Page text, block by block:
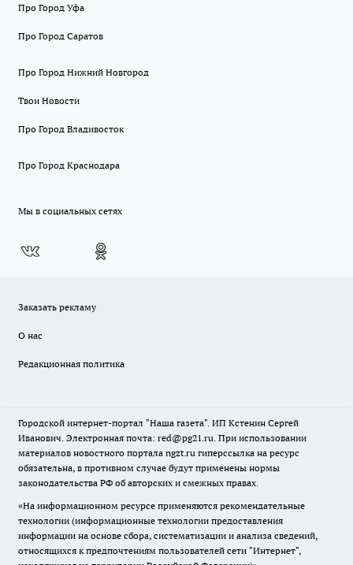
Про Город Уфа
Про Город Саратов
Про Город Нижний Новгород
Твои Новости
Про Город Владивосток
Про Город Краснодара
Мы в социальных сетях
Заказать рекламу
О нас
Редакционная политика
Городской интернет-портал "Наша газета". ИП Кстенин Сергей
Иванович. Электронная почта: red@pg21.ru. При использовании
материалов новостного портала ngzt.ru гиперссылка на ресурс
обязательна, в противном случае будут применены нормы
законодательства РФ об авторских и смежных правах.
«На информационном ресурсе применяются рекомендательные
технологии (информационные технологии предоставления
информации на основе сбора, систематизации и анализа сведений,
относящихся к предпочтениям пользователей сети "Интернет",